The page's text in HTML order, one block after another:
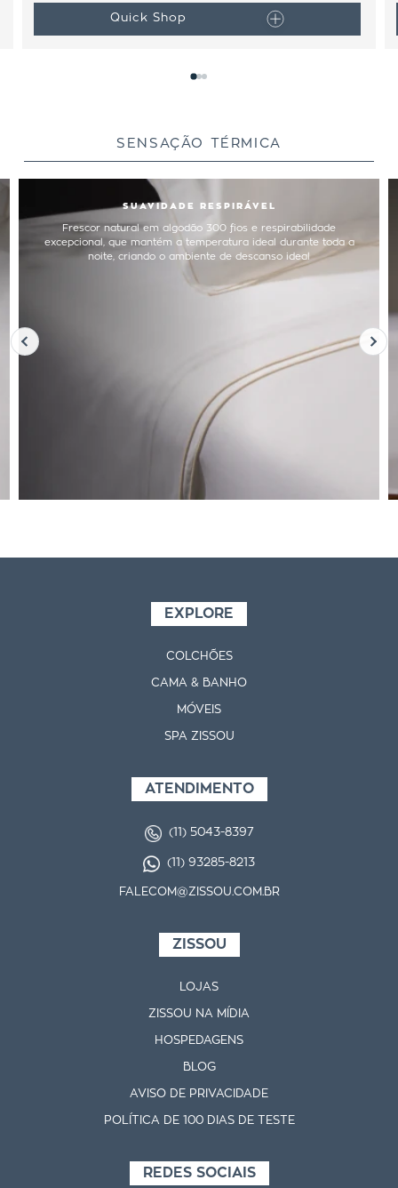
Quick Shop
SUAVIDADE RESPIRÁVEL
Frescor natural em algodão 300 fios e respirabilidade
excepcional, que mantém a temperatura ideal durante toda a
noite, criando o ambiente de descanso ideal
SENSAÇÃO TÉRMICA
EXPLORE
COLCHÕES
CAMA & BANHO
MÓVEIS
SPA ZISSOU
ATENDIMENTO
(11) 5043-8397
(11) 93285-8213
FALECOM@ZISSOU.COM.BR
ZISSOU
LOJAS
ZISSOU NA MÍDIA
HOSPEDAGENS
BLOG
AVISO DE PRIVACIDADE
POLÍTICA DE 100 DIAS DE TESTE
REDES SOCIAIS